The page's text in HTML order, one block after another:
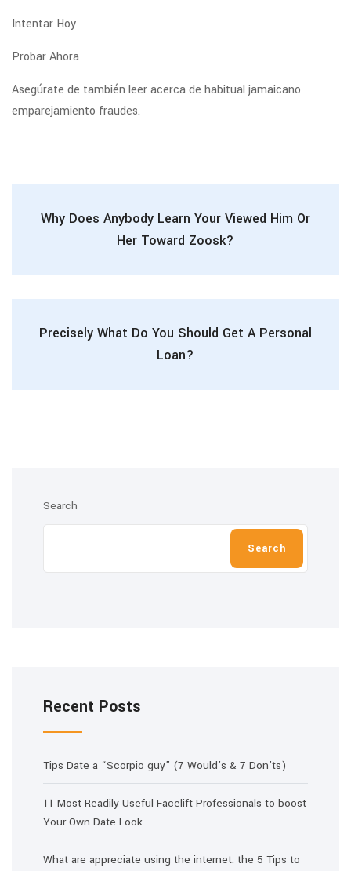
Intentar Hoy
Probar Ahora
Asegúrate de también leer acerca de habitual jamaicano
emparejamiento fraudes.
Why Does Anybody Learn Your Viewed Him Or
Her Toward Zoosk?
Precisely What Do You Should Get A Personal
Loan?
Search
Search
Recent Posts
Tips Date a “Scorpio guy” (7 Would’s & 7 Don’ts)
11 Most Readily Useful Facelift Professionals to boost
Your Own Date Look
What are appreciate using the internet: the 5 Tips to